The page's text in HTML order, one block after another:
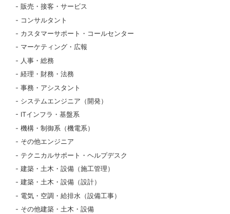
販売・接客・サービス
コンサルタント
カスタマーサポート・コールセンター
マーケティング・広報
人事・総務
経理・財務・法務
事務・アシスタント
システムエンジニア（開発）
ITインフラ・基盤系
機構・制御系（機電系）
その他エンジニア
テクニカルサポート・ヘルプデスク
建築・土木・設備（施工管理）
建築・土木・設備（設計）
電気・空調・給排水（設備工事）
その他建築・土木・設備